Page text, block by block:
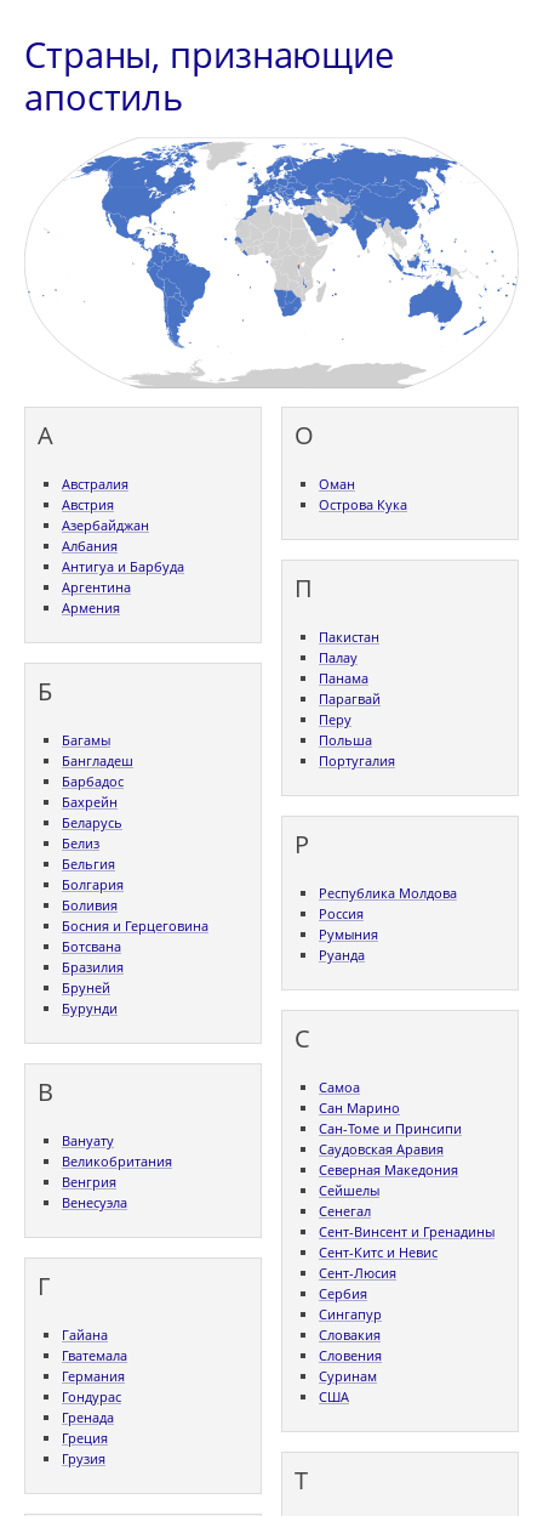
Страны, признающие
апостиль
А
Австралия
Австрия
Азербайджан
Албания
Антигуа и Барбуда
Аргентина
Армения
Б
Багамы
Бангладеш
Барбадос
Бахрейн
Беларусь
Белиз
Бельгия
Болгария
Боливия
Босния и Герцеговина
Ботсвана
Бразилия
Бруней
Бурунди
В
Вануату
Великобритания
Венгрия
Венесуэла
Г
Гайана
Гватемала
Германия
Гондурас
Гренада
Греция
Грузия
О
Оман
Острова Кука
П
Пакистан
Палау
Панама
Парагвай
Перу
Польша
Португалия
Р
Республика Молдова
Россия
Румыния
Руанда
С
Самоа
Сан Марино
Сан-Томе и Принсипи
Саудовская Аравия
Северная Македония
Сейшелы
Сенегал
Сент-Винсент и Гренадины
Сент-Китс и Невис
Сент-Люсия
Сербия
Сингапур
Словакия
Словения
Суринам
США
Т